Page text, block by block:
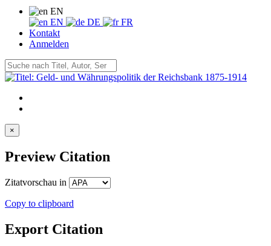
EN
EN
DE
FR
Kontakt
Anmelden
×
Preview Citation
Zitatvorschau in
Copy to clipboard
Export Citation